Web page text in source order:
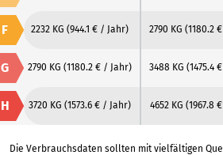
F 2232 KG (944.1 € / Jahr) 2790 KG (1180.2
G 2790 KG (1180.2 € / Jahr) 3488 KG (1475.4
H 3720 KG (1573.6 € / Jahr) 4652 KG (1967.8
Die Verbrauchsdaten sollten mit vielfältigen